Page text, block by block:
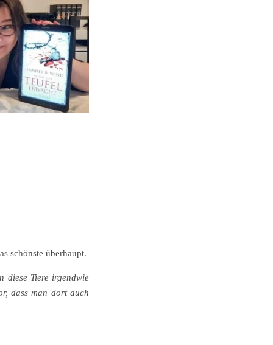
schönste überhaupt.
diese Tiere irgendwie
dass man dort auch